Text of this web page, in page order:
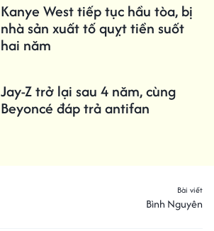
Kanye West tiếp tục hầu tòa, bị
nhà sản xuất tố quỵt tiền suốt
hai năm
Jay-Z trở lại sau 4 năm, cùng
Beyoncé đáp trả antifan
Bài viết
Bình Nguyên